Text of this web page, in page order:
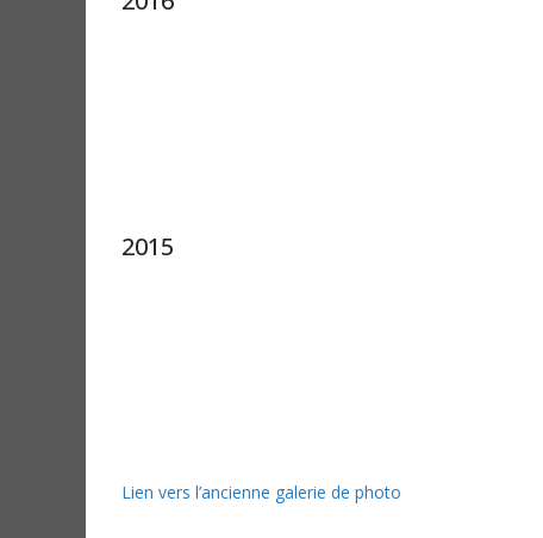
2015
Lien vers l’ancienne galerie de photo